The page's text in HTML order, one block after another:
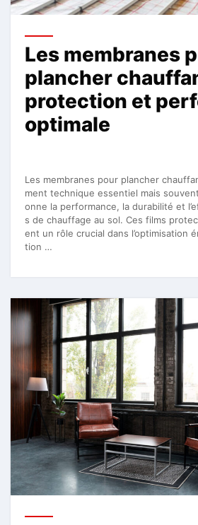
Les membranes
plancher
protection et
optimale
Les membranes pour plancher
ment technique essentiel mais
onne la performance, la durabilité et
s de chauffage au sol. Ces films
ent un rôle crucial dans l’optimisation
tion …